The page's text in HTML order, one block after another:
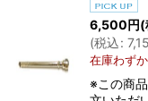
6,500円(
(税込:
在庫わずか
※この商